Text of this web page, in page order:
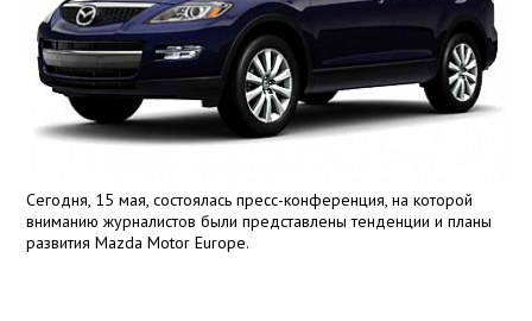
Сегодня, 15 мая, состоялась пресс-конференция, на которой
вниманию журналистов были представлены тенденции и планы
развития Mazda Motor Europe.